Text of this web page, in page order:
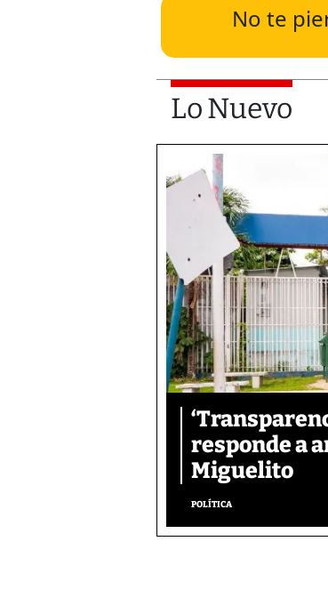
No te
Lo Nuevo
responde a
Miguelito
POLÍTICA